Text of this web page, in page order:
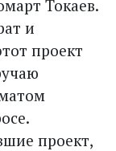
Токаев.
и
проект
проект,